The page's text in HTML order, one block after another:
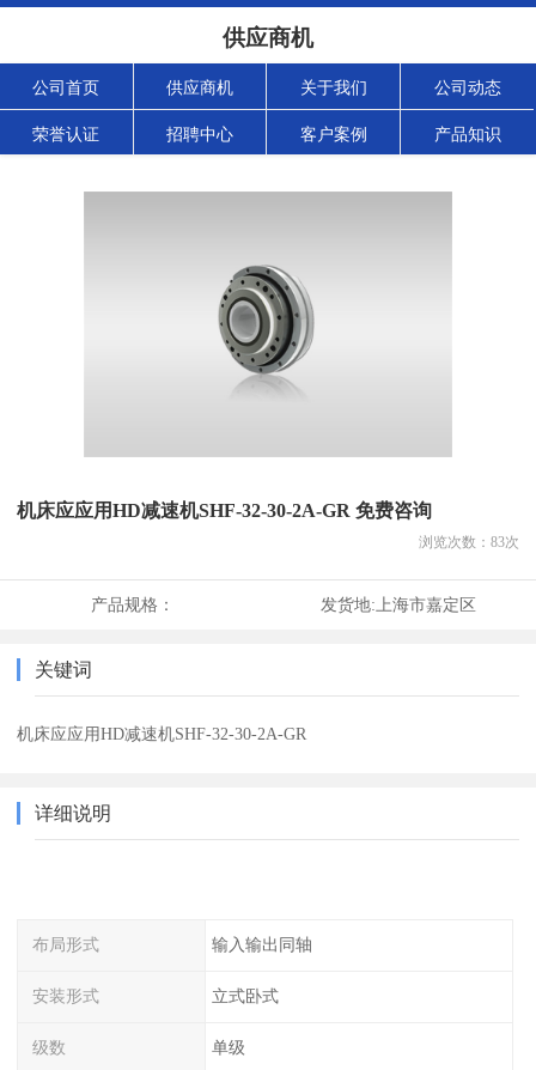
供应商机
公司首页 供应商机 关于我们 公司动态
荣誉认证 招聘中心 客户案例 产品知识
机床应应用HD减速机SHF-32-30-2A-GR 免费咨询
浏览次数： 83次
产品规格： 发货地: 上海市嘉定区
关键词
机床应应用HD减速机SHF-32-30-2A-GR
详细说明
布局形式 输入输出同轴
安装形式 立式卧式
级数 单级